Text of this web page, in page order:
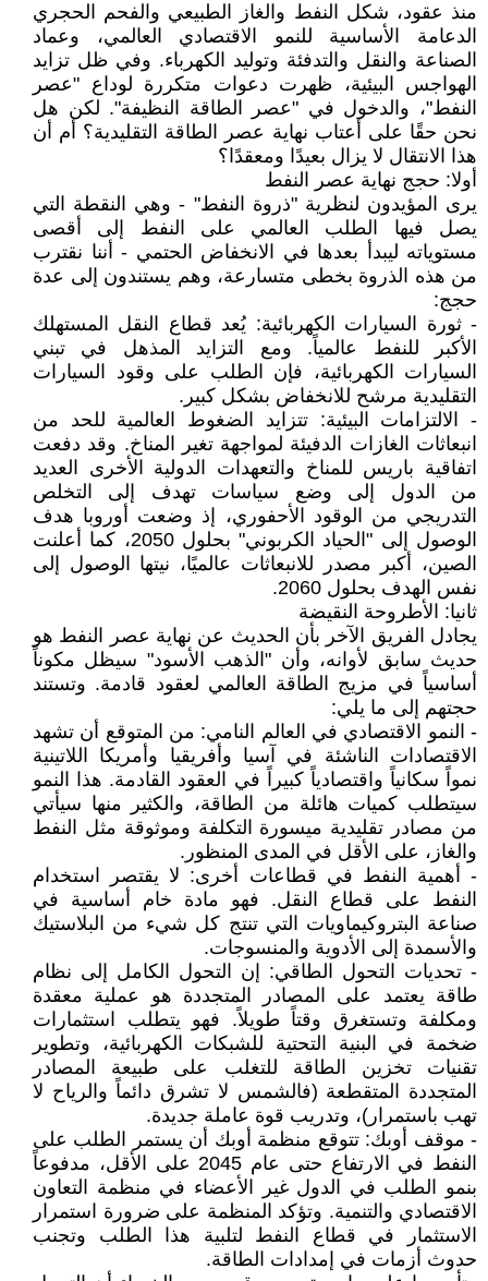
منذ عقود، شكل النفط والغاز الطبيعي والفحم الحجري
الدعامة الأساسية للنمو الاقتصادي العالمي، وعماد
الصناعة والنقل والتدفئة وتوليد الكهرباء. وفي ظل تزايد
الهواجس البيئية، ظهرت دعوات متكررة لوداع "عصر
النفط"، والدخول في "عصر الطاقة النظيفة". لكن هل
نحن حقًا على أعتاب نهاية عصر الطاقة التقليدية؟ أم أن
هذا الانتقال لا يزال بعيدًا ومعقدًا؟
أولا: حجج نهاية عصر النفط
يرى المؤيدون لنظرية "ذروة النفط" - وهي النقطة التي
يصل فيها الطلب العالمي على النفط إلى أقصى
مستوياته ليبدأ بعدها في الانخفاض الحتمي - أننا نقترب
من هذه الذروة بخطى متسارعة، وهم يستندون إلى عدة
حجج:
- ثورة السيارات الكهربائية: يُعد قطاع النقل المستهلك
الأكبر للنفط عالمياً. ومع التزايد المذهل في تبني
السيارات الكهربائية، فإن الطلب على وقود السيارات
التقليدية مرشح للانخفاض بشكل كبير.
- الالتزامات البيئية: تتزايد الضغوط العالمية للحد من
انبعاثات الغازات الدفيئة لمواجهة تغير المناخ. وقد دفعت
اتفاقية باريس للمناخ والتعهدات الدولية الأخرى العديد
من الدول إلى وضع سياسات تهدف إلى التخلص
التدريجي من الوقود الأحفوري، إذ وضعت أوروبا هدف
الوصول إلى "الحياد الكربوني" بحلول 2050، كما أعلنت
الصين، أكبر مصدر للانبعاثات عالميًا، نيتها الوصول إلى
نفس الهدف بحلول 2060.
ثانيا: الأطروحة النقيضة
يجادل الفريق الآخر بأن الحديث عن نهاية عصر النفط هو
حديث سابق لأوانه، وأن "الذهب الأسود" سيظل مكوناً
أساسياً في مزيج الطاقة العالمي لعقود قادمة. وتستند
حجتهم إلى ما يلي:
- النمو الاقتصادي في العالم النامي: من المتوقع أن تشهد
الاقتصادات الناشئة في آسيا وأفريقيا وأمريكا اللاتينية
نمواً سكانياً واقتصادياً كبيراً في العقود القادمة. هذا النمو
سيتطلب كميات هائلة من الطاقة، والكثير منها سيأتي
من مصادر تقليدية ميسورة التكلفة وموثوقة مثل النفط
والغاز، على الأقل في المدى المنظور.
- أهمية النفط في قطاعات أخرى: لا يقتصر استخدام
النفط على قطاع النقل. فهو مادة خام أساسية في
صناعة البتروكيماويات التي تنتج كل شيء من البلاستيك
والأسمدة إلى الأدوية والمنسوجات.
- تحديات التحول الطاقي: إن التحول الكامل إلى نظام
طاقة يعتمد على المصادر المتجددة هو عملية معقدة
ومكلفة وتستغرق وقتاً طويلاً. فهو يتطلب استثمارات
ضخمة في البنية التحتية للشبكات الكهربائية، وتطوير
تقنيات تخزين الطاقة للتغلب على طبيعة المصادر
المتجددة المتقطعة (فالشمس لا تشرق دائماً والرياح لا
تهب باستمرار)، وتدريب قوة عاملة جديدة.
- موقف أوبك: تتوقع منظمة أوبك أن يستمر الطلب على
النفط في الارتفاع حتى عام 2045 على الأقل، مدفوعاً
بنمو الطلب في الدول غير الأعضاء في منظمة التعاون
الاقتصادي والتنمية. وتؤكد المنظمة على ضرورة استمرار
الاستثمار في قطاع النفط لتلبية هذا الطلب وتجنب
حدوث أزمات في إمدادات الطاقة.